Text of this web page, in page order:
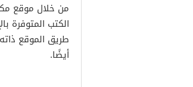
من خلال موقع
الكتب المتوفرة
طريق الموقع
أيضًا.